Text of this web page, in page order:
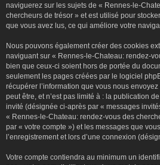
naviguerez sur les sujets de « Rennes-le-
chercheurs de trésor » et est utilisé pour
que vous avez lus, ce qui améliore votre
Nous pouvons également créer des cookies
naviguant sur « Rennes-le-Chateau: rendez-
bien que ceux-ci soient hors de portée du
seulement les pages créées par le logiciel
récupérer l’information que vous nous
peut être, et n’est pas limité à : la publication
invité (désignée ci-après par « messages
« Rennes-le-Chateau: rendez-vous des
par « votre compte ») et les messages que
l’enregistrement et lors d’une connexion
Votre compte contiendra au minimum un